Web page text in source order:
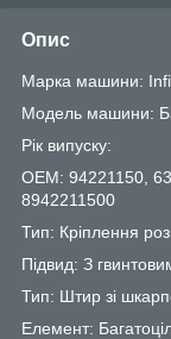
Опис
Марка машини:
Модель машини:
Рік випуску:
OEM: 94221150,
8942211500
Тип: Кріплення
Підвид: З
Тип: Штир зі
Елемент: